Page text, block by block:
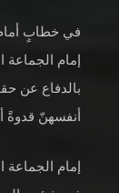
إمام الجماعة
بالدفاع عن
أنفسهنّ قدوةً
إمام الجماعة